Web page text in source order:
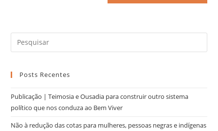
Posts Recentes
Publicação | Teimosia e Ousadia para construir outro sistema
político que nos conduza ao Bem Viver
Não à redução das cotas para mulheres, pessoas negras e indígenas